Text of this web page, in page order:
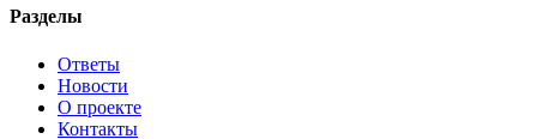
Разделы
Ответы
Новости
О проекте
Контакты